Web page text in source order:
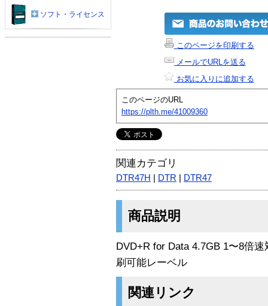
このページを印刷する
メールでURLを送る
お気に入りに追加する
このページのURL
https://plth.me/41009360
関連カテゴリ
DTR47H DTR DTR47
商品説明
DVD+R for Data 4.7GB 1〜8倍
刷可能レーベル
関連リンク
ソフト・ライセンス